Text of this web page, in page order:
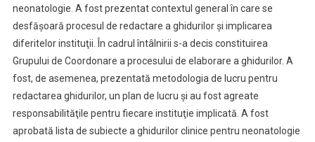
neonatologie. A fost prezentat contextul general în care se
desfăşoară procesul de redactare a ghidurilor şi implicarea
diferitelor instituţii. În cadrul întâlnirii s-a decis constituirea
Grupului de Coordonare a procesului de elaborare a ghidurilor. A
fost, de asemenea, prezentată metodologia de lucru pentru
redactarea ghidurilor, un plan de lucru şi au fost agreate
responsabilităţile pentru fiecare instituţie implicată. A fost
aprobată lista de subiecte a ghidurilor clinice pentru neonatologie